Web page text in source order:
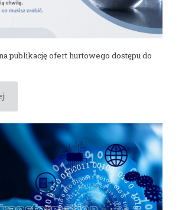
publikację ofert hurtowego dostępu do